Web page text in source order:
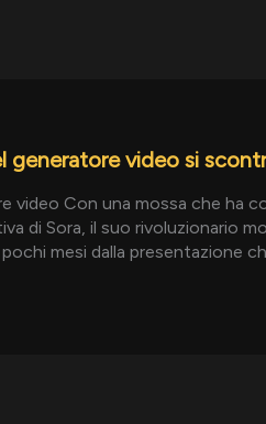
generatore video si
video Con una mossa che ha
di Sora, il suo rivoluzionario
mesi dalla presentazione